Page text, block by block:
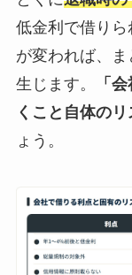
低金利で借り
が変われば、
生じます。
「
くこと自体のリ
ょう。